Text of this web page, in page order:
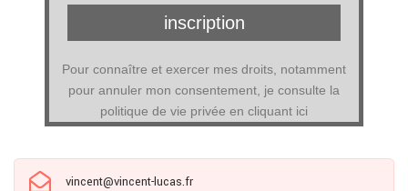
inscription
Pour connaître et exercer mes droits, notamment
pour annuler mon consentement, je consulte la
politique de vie privée en cliquant ici
vincent@vincent-lucas.fr